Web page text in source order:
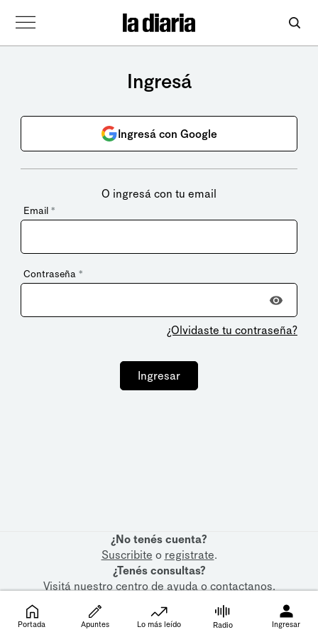
Ingresá
Ingresá con Google
O ingresá con tu email
Email *
Contraseña *
¿Olvidaste tu contraseña?
Ingresar
¿No tenés cuenta?
Suscribite o registrate.
¿Tenés consultas?
Visitá nuestrocentro de ayudaocontactanos.
Portada Apuntes Lo más leído Radio Ingresar